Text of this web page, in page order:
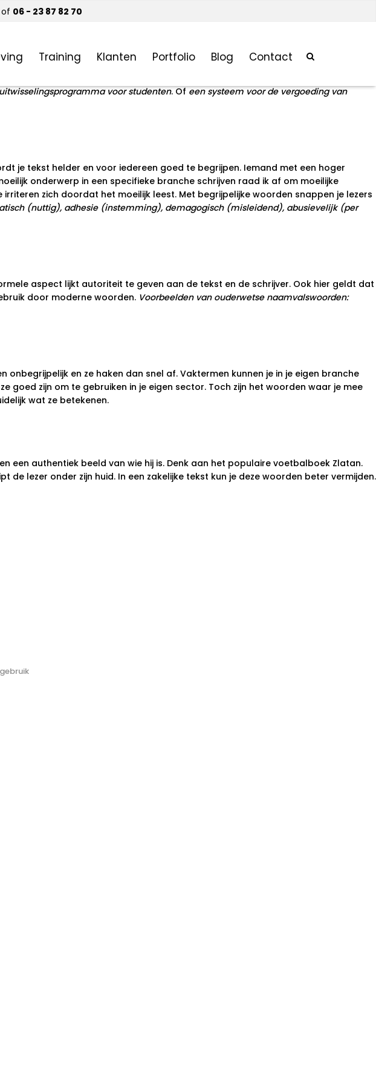
of 06 - 23 87 82 70
Training Klanten Portfolio Blog Contact
voor studenten. Ofeen systeem voor de vergoeding van
je tekst helder en voor iedereen goed te begrijpen. Iemand met een hoger
onderwerp in een specifieke branche schrijven raad ik af om moeilijke
zich doordat het moeilijk leest. Met begrijpelijke woorden snappen je lezers
(nuttig), adhesie (instemming), demagogisch (misleidend), abusievelijk (per
aspect lijkt autoriteit te geven aan de tekst en de schrijver. Ook hier geldt dat
door moderne woorden. Voorbeelden van ouderwetse naamvalswoorden:
en ze haken dan snel af. Vaktermen kunnen je in je eigen branche
goed zijn om te gebruiken in je eigen sector. Toch zijn het woorden waar je mee
wat ze betekenen.
een authentiek beeld van wie hij is. Denk aan het populaire voetbalboek Zlatan.
lezer onder zijn huid. In een zakelijke tekst kun je deze woorden beter vermijden.